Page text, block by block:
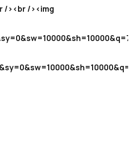
/><br /><img